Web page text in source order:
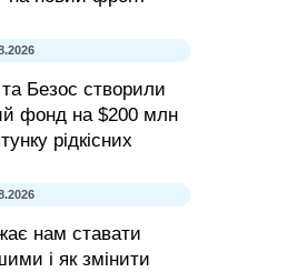
та Безос створили
фонд на $200 млн
рідкісних
нам ставати
і як змінити